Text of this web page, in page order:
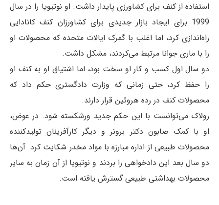
استفاده از کنف برای کشاورزی پایدار داشت. او نوتیویا را در سال
1999 برای ایجاد بازار جدیدی برای کشاورزان کنف کانادایی
راه‌اندازی کرد، اما اغلب با گمرک ایالات متحده که محصولات او
را با ماری جوانا مرتبط می‌کردند، مشکل داشت.
دو سال اول کسب و کار او سخت بود، اما اشتیاق او به کنف او
را حفظ کرد، حتی زمانی که وزارت دادگستری حکم داد که
محصولات کنف در رده هروئین قرار دارند.
رولاک می‌توانست با این حکم جدید ورشکسته شود. در عوض،
او با کمک صابون دکتر برونر و دیگر کارآفرینان تولیدکننده
محصولات طبیعی از اداره مبارزه با مواد مخدر شکایت کرد. آن‌ها
دو سال بعد این دادخواهی را بردند و نوتیویا از آن زمان به سایر
محصولات بهداشتی طبیعی گسترش یافته است.